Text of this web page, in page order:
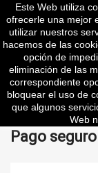

search
Pago seguro
Este Web utiliza
ofrecerle una mejor
utilizar nuestros
hacemos de las
opción de
eliminación de las
correspondiente
bloquear el uso de
que algunos
Web